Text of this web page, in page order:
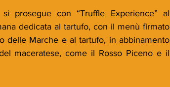
prosegue con “Truffle Experience” al
dedicata al tartufo, con il menù firmato
delle Marche e al tartufo, in abbinamento
maceratese, come il Rosso Piceno e il